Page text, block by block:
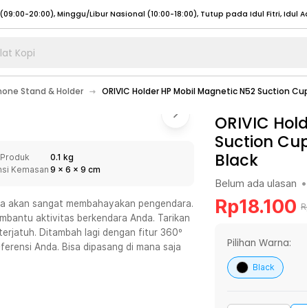
(07:00 - 20:00), Sabtu - Minggu (08:00 - 20:00), Tutup pada Idul Fitri
- 20:00), Sabtu - Minggu/ Libur Nasional (08:00 - 17:00) Selengkapnya
- 20:00), Sabtu - Minggu/ Libur Nasional (08:00 - 17:00) Selengkapnya
(09:00-20:00), Minggu/Libur Nasional (12:00-20:00), Tutup pada Idul Fitri
(09:00-20:00), Minggu/Libur Nasional (12:00-20:00), Tutup pada Idul Fitri
(07:00 - 20:00), Sabtu - Minggu (08:00 - 20:00), Tutup pada Idul Fitri
- 20:00), Sabtu - Minggu/ Libur Nasional (08:00 - 17:00) Selengkapnya
Kopi
Stand & Holder ORIVIC Holder HP Mobil Magnetic N52 Suction
0.1 kg
Kemasan 9 x 6 x 9 cm
akan sangat membahayakan pengendara.
aktivitas berkendara Anda. Tarikan
Ditambah lagi dengan fitur 360º
Anda. Bisa dipasang di mana saja
ORIVIC
Suction
Black
Belum ada ulasan •
Rp18.100
Pilihan Warna:
Black